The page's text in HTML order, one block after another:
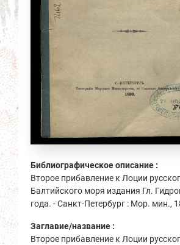
Библиографическое описание :
Второе прибавление к Лоции
Балтийского моря издания Гл.
года. - Санкт-Петербург : Мор. мин.,
Заглавие/название :
Второе прибавление к Лоции